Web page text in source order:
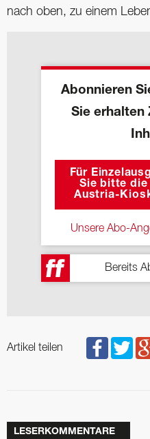
nach oben, zu einem
Abonnieren
Sie erhalten
Für
Sie bitte die
Austria-
Unsere Abo-
Bereits
Artikel teilen
LESERKOMMENTARE